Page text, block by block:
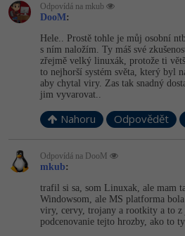
Odpovídá na mkub
DooM:
Hele.. Prostě tohle je můj osobní
s ním naložím. Ty máš své
zřejmě velký linuxák, protože ti
to nejhorší systém světa, který byl
aby chytal viry. Zas tak snadný
jim vyvarovat..
Nahoru Odpovědět
Odpovídá na DooM
mkub:
trafil si sa, som Linuxak, ale mam
Windowsom, ale MS platforma
viry, cervy, trojany a rootkity a to z
podcenovanie tejto hrozby, ako to ty